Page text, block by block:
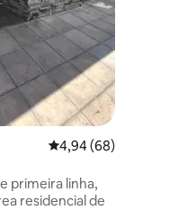
avaliações4,94 de uma
4,94 (68)
primeira linha,
residencial de